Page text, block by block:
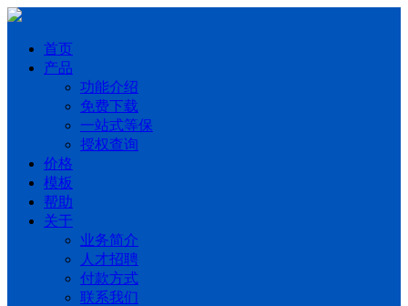
首页
产品
功能介绍
免费下载
一站式等保
授权查询
价格
模板
帮助
关于
业务简介
人才招聘
付款方式
联系我们